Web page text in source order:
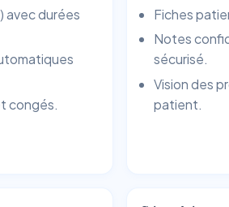
avec durées
congés.
Fiches
Notes
sécurisé.
Vision des
patient.